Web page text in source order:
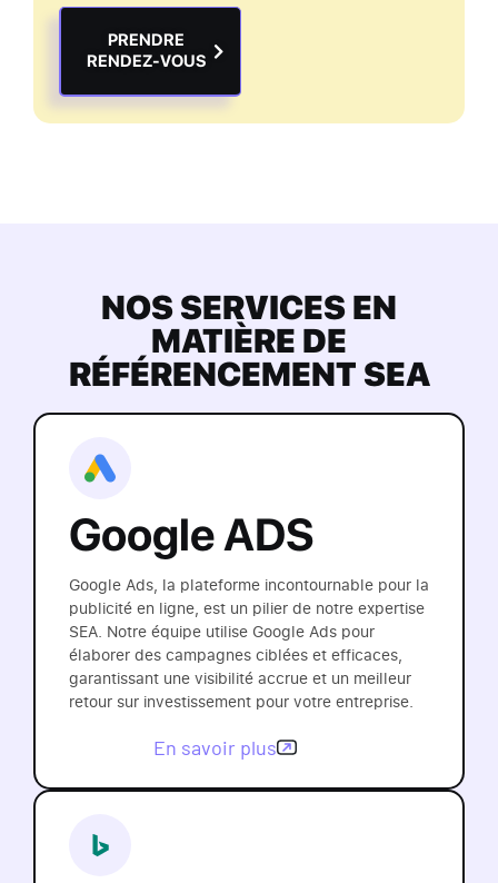
PRENDRE
RENDEZ-VOUS
NOS SERVICES EN
MATIÈRE DE
RÉFÉRENCEMENT SEA
Google ADS
Google Ads, la plateforme incontournable pour la
publicité en ligne, est un pilier de notre expertise
SEA. Notre équipe utilise Google Ads pour
élaborer des campagnes ciblées et efficaces,
garantissant une visibilité accrue et un meilleur
retour sur investissement pour votre entreprise.
En savoir plus